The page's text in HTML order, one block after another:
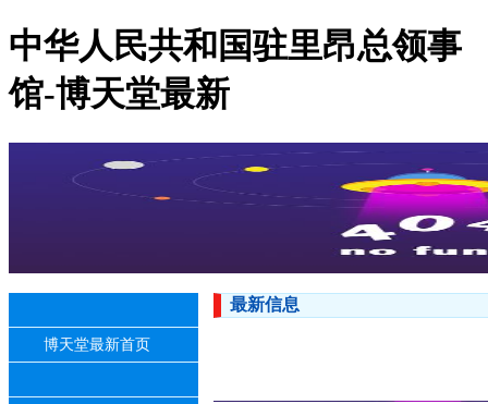
中华人民共和国驻里昂总领事
馆-博天堂最新
博天堂最新首页
最新信息